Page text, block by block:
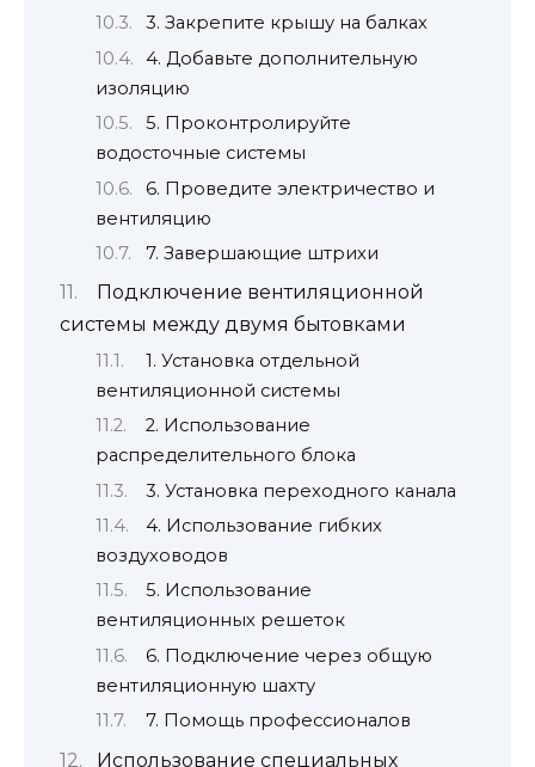
3. Закрепите крышу на балках
4. Добавьте дополнительную
изоляцию
5. Проконтролируйте
водосточные системы
6. Проведите электричество и
вентиляцию
7. Завершающие штрихи
Подключение вентиляционной
системы между двумя бытовками
1. Установка отдельной
вентиляционной системы
2. Использование
распределительного блока
3. Установка переходного канала
4. Использование гибких
воздуховодов
5. Использование
вентиляционных решеток
6. Подключение через общую
вентиляционную шахту
7. Помощь профессионалов
Использование специальных